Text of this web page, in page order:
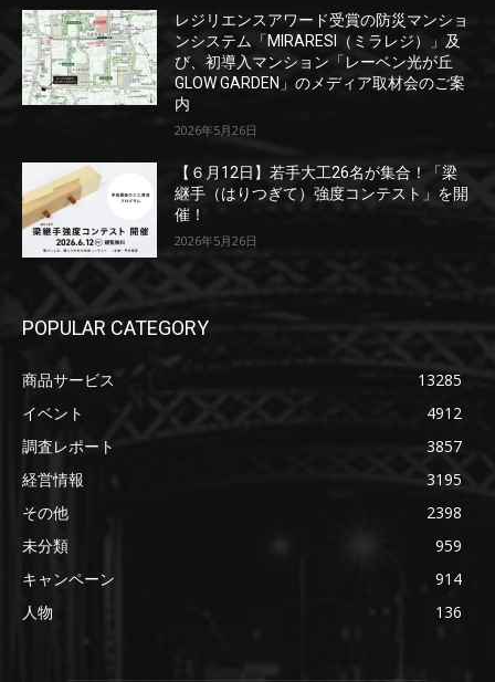
レジリエンスアワード受賞の防災マンショ
ンシステム「MIRARESI（ミラレジ）」及
び、初導入マンション「レーベン光が丘
GLOW GARDEN」のメディア取材会のご案
内
2026年5月26日
【６月12日】若手大工26名が集合！「梁
継手（はりつぎて）強度コンテスト」を開
催！
2026年5月26日
POPULAR CATEGORY
商品サービス
13285
イベント
4912
調査レポート
3857
経営情報
3195
その他
2398
未分類
959
キャンペーン
914
人物
136